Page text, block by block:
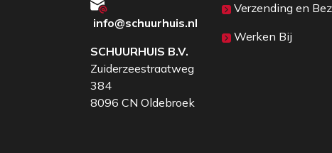
info@schuurhuis.nl
SCHUURHUIS B.V.
Zuiderzeestraatweg
384
8096 CN Oldebroek
Verzending en
Werken Bij